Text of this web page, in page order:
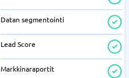
Datan segmentointi
Lead Score
Markkinaraportit